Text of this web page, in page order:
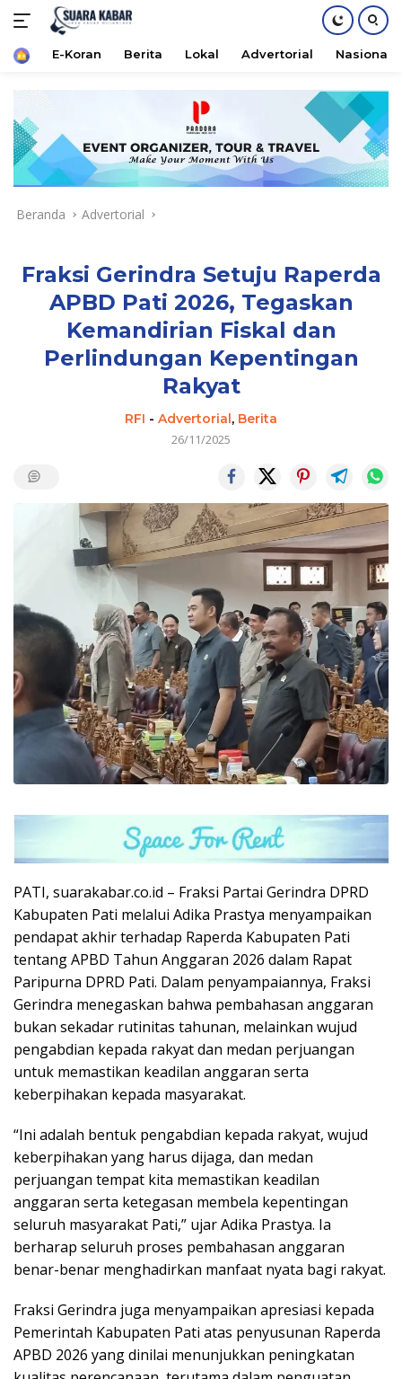
konten
HomeE-Koran Berita Lokal Advertorial Nasional
Beranda Advertorial
Fraksi Gerindra Setuju Raperda
APBD Pati 2026, Tegaskan
Kemandirian Fiskal dan
Perlindungan Kepentingan
Rakyat
RFI - Advertorial, Berita
26/11/2025
PATI, suarakabar.co.id – Fraksi Partai Gerindra DPRD
Kabupaten Pati melalui Adika Prastya menyampaikan
pendapat akhir terhadap Raperda Kabupaten Pati
tentang APBD Tahun Anggaran 2026 dalam Rapat
Paripurna DPRD Pati. Dalam penyampaiannya, Fraksi
Gerindra menegaskan bahwa pembahasan anggaran
bukan sekadar rutinitas tahunan, melainkan wujud
pengabdian kepada rakyat dan medan perjuangan
untuk memastikan keadilan anggaran serta
keberpihakan kepada masyarakat.
“Ini adalah bentuk pengabdian kepada rakyat, wujud
keberpihakan yang harus dijaga, dan medan
perjuangan tempat kita memastikan keadilan
anggaran serta ketegasan membela kepentingan
seluruh masyarakat Pati,” ujar Adika Prastya. Ia
berharap seluruh proses pembahasan anggaran
benar-benar menghadirkan manfaat nyata bagi rakyat.
Fraksi Gerindra juga menyampaikan apresiasi kepada
Pemerintah Kabupaten Pati atas penyusunan Raperda
APBD 2026 yang dinilai menunjukkan peningkatan